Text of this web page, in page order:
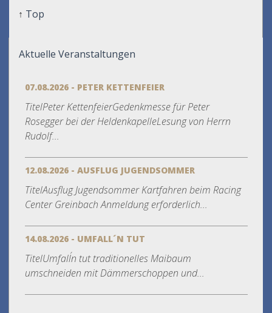
↑ Top
Aktuelle Veranstaltungen
07.08.2026 - PETER KETTENFEIER
TitelPeter KettenfeierGedenkmesse für Peter
Rosegger bei der HeldenkapelleLesung von Herrn
Rudolf...
12.08.2026 - AUSFLUG JUGENDSOMMER
TitelAusflug Jugendsommer Kartfahren beim Racing
Center Greinbach Anmeldung erforderlich...
14.08.2026 - UMFALL´N TUT
TitelUmfall´n tut traditionelles Maibaum
umschneiden mit Dämmerschoppen und...